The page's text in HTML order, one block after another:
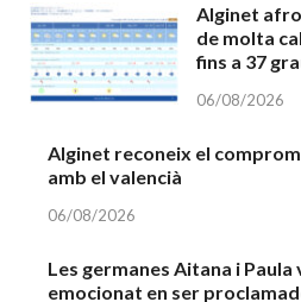
Alginet
de molta
fins a 37
06/08/2026
Alginet reconeix el
amb el valencià
06/08/2026
Les germanes Aitana i Paula
emocionat en ser